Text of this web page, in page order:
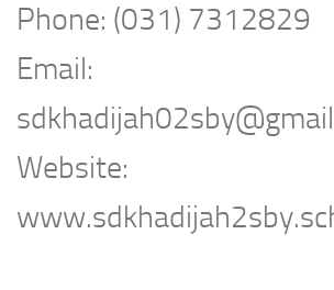
Phone: (031) 7312829
Email:
Website: